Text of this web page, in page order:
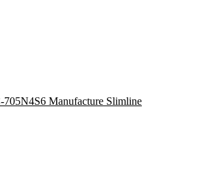
705N4S6 Manufacture Slimline